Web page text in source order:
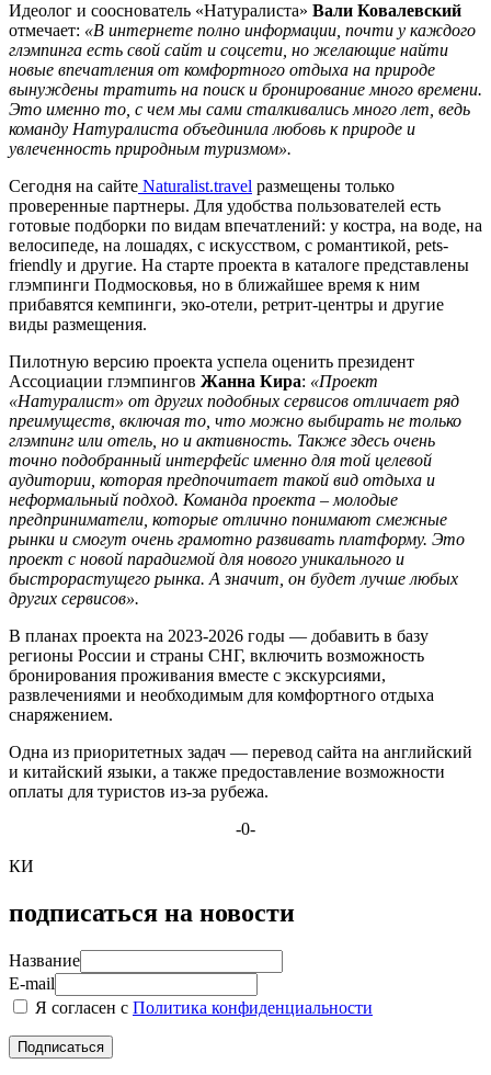
Идеолог и сооснователь «Натуралиста» Вали Ковалевский
отмечает: «В интернете полно информации, почти у каждого
глэмпинга есть свой сайт и соцсети, но желающие найти
новые впечатления от комфортного отдыха на природе
вынуждены тратить на поиск и бронирование много времени.
Это именно то, с чем мы сами сталкивались много лет, ведь
команду Натуралиста объединила любовь к природе и
увлеченность природным туризмом».
Сегодня на сайте Naturalist.travel размещены только
проверенные партнеры. Для удобства пользователей есть
готовые подборки по видам впечатлений: у костра, на воде, на
велосипеде, на лошадях, с искусством, с романтикой, pets-
friendly и другие. На старте проекта в каталоге представлены
глэмпинги Подмосковья, но в ближайшее время к ним
прибавятся кемпинги, эко-отели, ретрит-центры и другие
виды размещения.
Пилотную версию проекта успела оценить президент
Ассоциации глэмпингов Жанна Кира: «Проект
«Натуралист» от других подобных сервисов отличает ряд
преимуществ, включая то, что можно выбирать не только
глэмпинг или отель, но и активность. Также здесь очень
точно подобранный интерфейс именно для той целевой
аудитории, которая предпочитает такой вид отдыха и
неформальный подход. Команда проекта – молодые
предприниматели, которые отлично понимают смежные
рынки и смогут очень грамотно развивать платформу. Это
проект с новой парадигмой для нового уникального и
быстрорастущего рынка. А значит, он будет лучше любых
других сервисов».
В планах проекта на 2023-2026 годы — добавить в базу
регионы России и страны СНГ, включить возможность
бронирования проживания вместе с экскурсиями,
развлечениями и необходимым для комфортного отдыха
снаряжением.
Одна из приоритетных задач — перевод сайта на английский
и китайский языки, а также предоставление возможности
оплаты для туристов из-за рубежа.
-0-
КИ
подписаться на новости
Название
E-mail
Я согласен с Политика конфиденциальности